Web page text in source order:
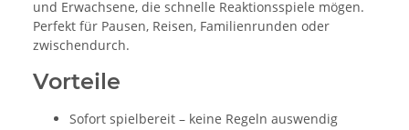
und Erwachsene, die schnelle Reaktionsspiele mögen.
Perfekt für Pausen, Reisen, Familienrunden oder
zwischendurch.
Vorteile
Sofort spielbereit – keine Regeln auswendig